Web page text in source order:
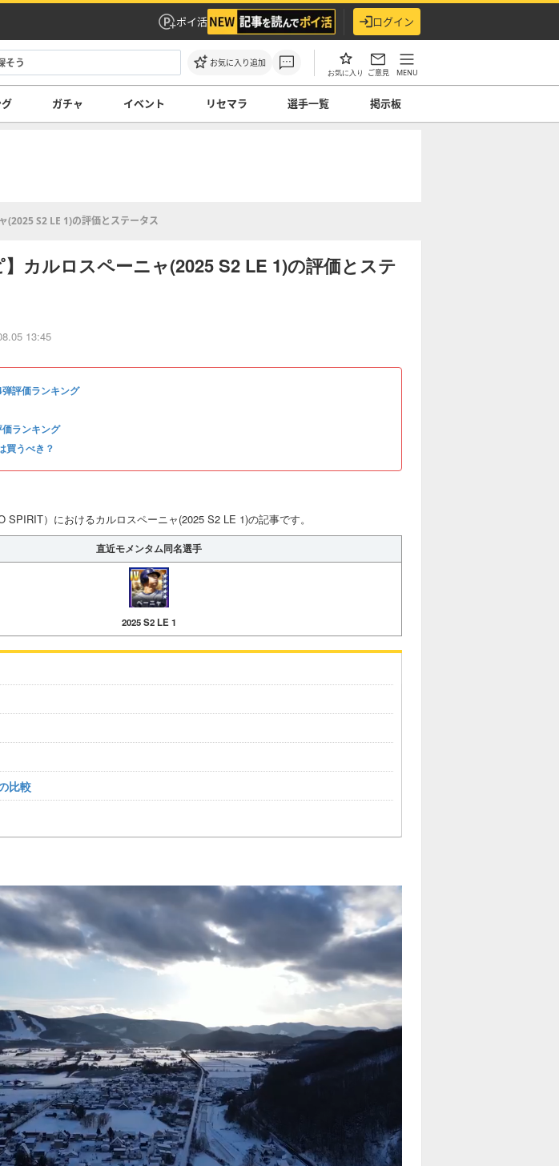
ポイ活 ログイン
お気に入り追加
お気に入り ご意見 MENU
ガチャ イベント リセマラ 選手一覧 掲示板
(2025 S2 LE 1)の評価とステータス
】カルロスペーニャ(2025 S2 LE 1)の評価とステ
13:45
評価ランキング
ランキング
買うべき？
SPIRIT）におけるカルロスペーニャ(2025 S2 LE 1)の記事です。
直近モメンタム同名選手
2025 S2 LE 1
比較